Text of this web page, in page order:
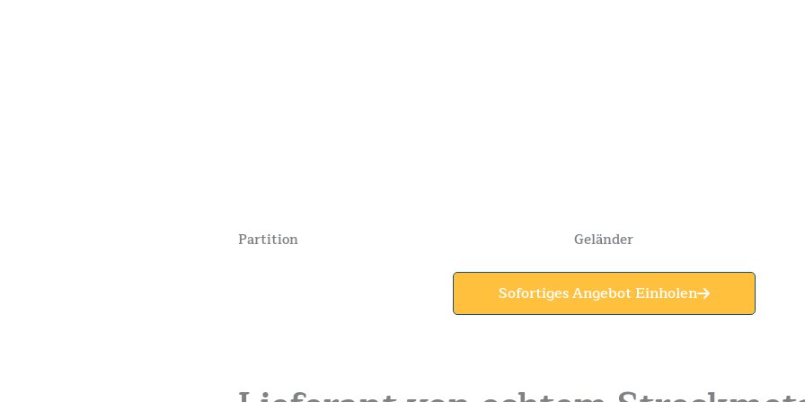
Partition Geländer
Sofortiges Angebot Einholen